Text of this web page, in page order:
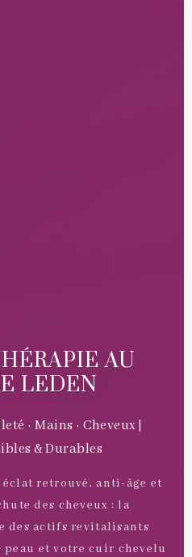
AU
LEDEN
· Mains · Cheveux |
& Durables
retrouvé, anti-âge et
des cheveux : la
des actifs revitalisants
et votre cuir chevelu